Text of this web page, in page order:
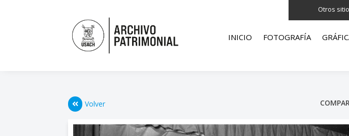
Otros
INICIO FOTOGRAFÍA
Volver